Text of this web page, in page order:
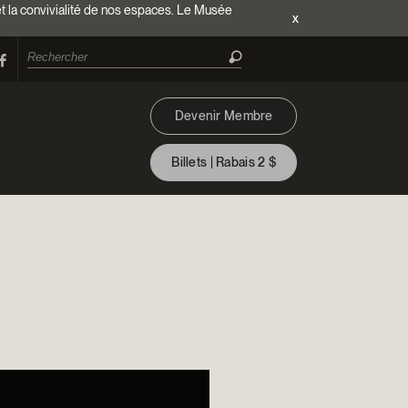
la convivialité de nos espaces. Le Musée
x
Devenir Membre
Billets | Rabais 2 $